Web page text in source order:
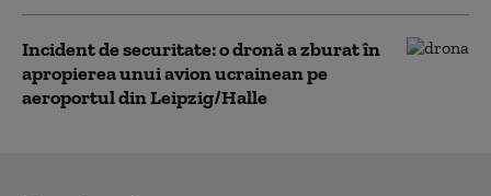
Incident de securitate: o dronă a zburat în
apropierea unui avion ucrainean pe
aeroportul din Leipzig/Halle